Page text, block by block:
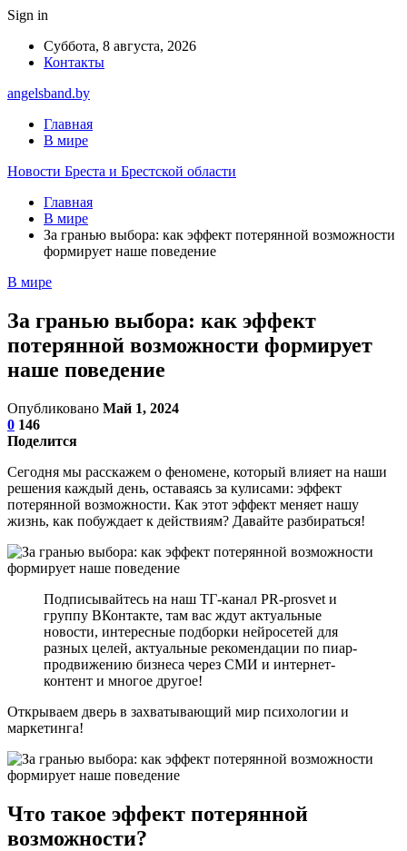
Sign in
Суббота, 8 августа, 2026
Контакты
angelsband.by
Главная
В мире
Новости Бреста и Брестской области
Главная
В мире
За гранью выбора: как эффект потерянной возможности
формирует наше поведение
В мире
За гранью выбора: как эффект
потерянной возможности формирует
наше поведение
Опубликовано Май 1, 2024
0 146
Поделится
Сегодня мы расскажем о феномене, который влияет на наши
решения каждый день, оставаясь за кулисами: эффект
потерянной возможности. Как этот эффект меняет нашу
жизнь, как побуждает к действиям? Давайте разбираться!
Подписывайтесь на наш ТГ-канал PR-prosvet и
группу ВКонтакте, там вас ждут актуальные
новости, интересные подборки нейросетей для
разных целей, актуальные рекомендации по пиар-
продвижению бизнеса через СМИ и интернет-
контент и многое другое!
Открываем дверь в захватывающий мир психологии и
маркетинга!
Что такое эффект потерянной
возможности?